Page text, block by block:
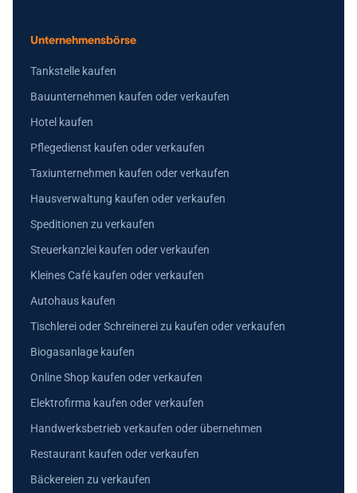
Unternehmensbörse
Tankstelle kaufen
Bauunternehmen kaufen oder verkaufen
Hotel kaufen
Pflegedienst kaufen oder verkaufen
Taxiunternehmen kaufen oder verkaufen
Hausverwaltung kaufen oder verkaufen
Speditionen zu verkaufen
Steuerkanzlei kaufen oder verkaufen
Kleines Café kaufen oder verkaufen
Autohaus kaufen
Tischlerei oder Schreinerei zu kaufen oder verkaufen
Biogasanlage kaufen
Online Shop kaufen oder verkaufen
Elektrofirma kaufen oder verkaufen
Handwerksbetrieb verkaufen oder übernehmen
Restaurant kaufen oder verkaufen
Bäckereien zu verkaufen